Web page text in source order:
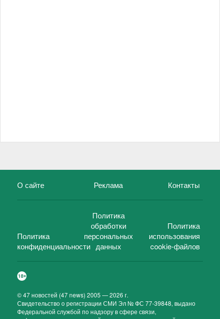
О сайте Реклама Контакты
Политика
конфиденциальности
Политика
обработки
персональных
данных
Политика
использования
cookie-файлов
©47 новостей (47 news) 2005 — 2026 г.
Свидетельство о регистрации СМИ Эл № ФС 77-39848, выдано
Федеральной службой по надзору в сфере связи,